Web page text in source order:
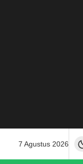
7 Agustus 2026